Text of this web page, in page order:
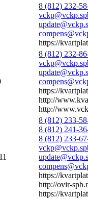
8 (812) 232-
https://
8 (812) 232-
https://
http://
http://
8 (812) 233-
8 (812) 241-
8 (812) 233-
https://
http://ovir-
https://